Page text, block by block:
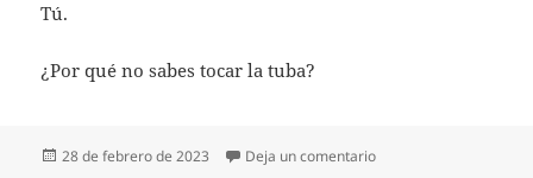
Tú.
¿Por qué no sabes tocar la tuba?
Publicado
28 de febrero de 2023 Deja un comentarioen TÚ